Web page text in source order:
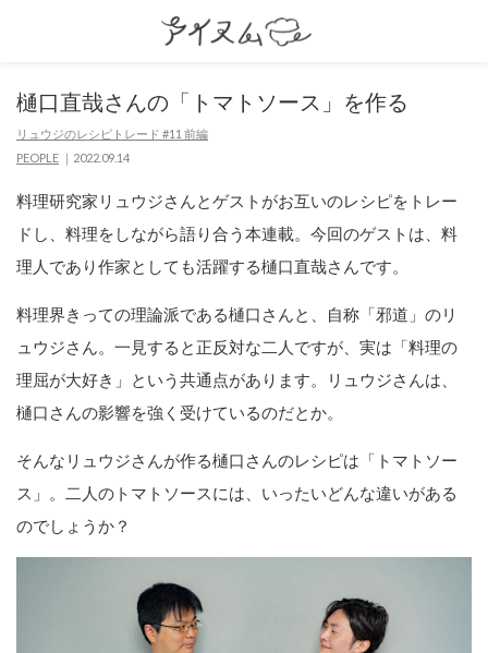
樋口直哉さんの「トマトソース」を作る
リュウジのレシピトレード #11 前編
PEOPLE
2022.09.14
料理研究家リュウジさんとゲストがお互いのレシピをトレー
ドし、料理をしながら語り合う本連載。今回のゲストは、料
理人であり作家としても活躍する樋口直哉さんです。
料理界きっての理論派である樋口さんと、自称「邪道」のリ
ュウジさん。一見すると正反対な二人ですが、実は「料理の
理屈が大好き」という共通点があります。リュウジさんは、
樋口さんの影響を強く受けているのだとか。
そんなリュウジさんが作る樋口さんのレシピは「トマトソー
ス」。二人のトマトソースには、いったいどんな違いがある
のでしょうか？